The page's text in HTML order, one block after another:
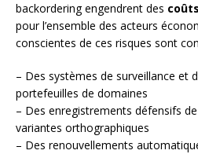
backordering engendrent des
pour l’ensemble des acteurs
conscientes de ces risques sont
– Des systèmes de surveillance et
portefeuilles de domaines
– Des enregistrements défensifs
variantes orthographiques
– Des renouvellements